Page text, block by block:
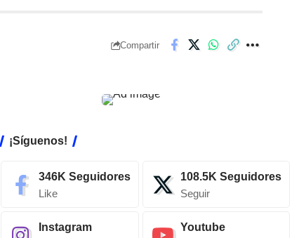
Compartir
¡Síguenos!
346K Seguidores
Like
108.5K Seguidores
Seguir
Instagram Youtube